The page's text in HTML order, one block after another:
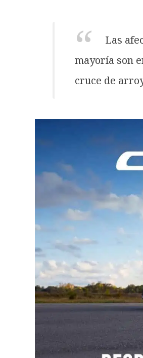
Las
mayoría son
cruce de